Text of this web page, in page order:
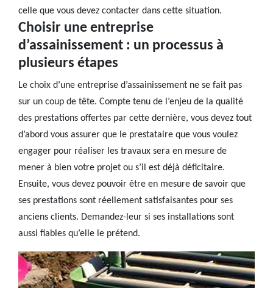
celle que vous devez contacter dans cette situation.
Choisir une entreprise
d’assainissement : un processus à
plusieurs étapes
Le choix d’une entreprise d’assainissement ne se fait pas
sur un coup de tête. Compte tenu de l’enjeu de la qualité
des prestations offertes par cette dernière, vous devez tout
d’abord vous assurer que le prestataire que vous voulez
engager pour réaliser les travaux sera en mesure de
mener à bien votre projet ou s’il est déjà déficitaire.
Ensuite, vous devez pouvoir être en mesure de savoir que
ses prestations sont réellement satisfaisantes pour ses
anciens clients. Demandez-leur si ses installations sont
aussi fiables qu’elle le prétend.